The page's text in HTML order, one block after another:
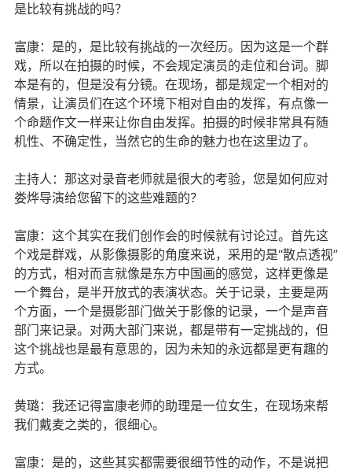
是比较有挑战的吗？
富康：是的，是比较有挑战的一次经历。因为这是一个群
戏，所以在拍摄的时候，不会规定演员的走位和台词。脚
本是有的，但是没有分镜。在现场，都是规定一个相对的
情景，让演员们在这个环境下相对自由的发挥，有点像一
个命题作文一样来让你自由发挥。拍摄的时候非常具有随
机性、不确定性，当然它的生命的魅力也在这里边了。
主持人：那这对录音老师就是很大的考验，您是如何应对
娄烨导演给您留下的这些难题的？
富康：这个其实在我们创作会的时候就有讨论过。首先这
个戏是群戏，从影像摄影的角度来说，采用的是“散点透视”
的方式，相对而言就像是东方中国画的感觉，这样更像是
一个舞台，是半开放式的表演状态。关于记录，主要是两
个方面，一个是摄影部门做关于影像的记录，一个是声音
部门来记录。对两大部门来说，都是带有一定挑战的，但
这个挑战也是最有意思的，因为未知的永远都是更有趣的
方式。
黄璐：我还记得富康老师的助理是一位女生，在现场来帮
我们戴麦之类的，很细心。
富康：是的，这些其实都需要很细节性的动作，不是说把